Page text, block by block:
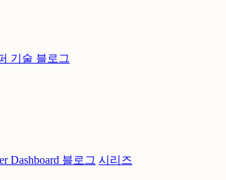
기술 블로그
Dashboard 블로그 시리즈